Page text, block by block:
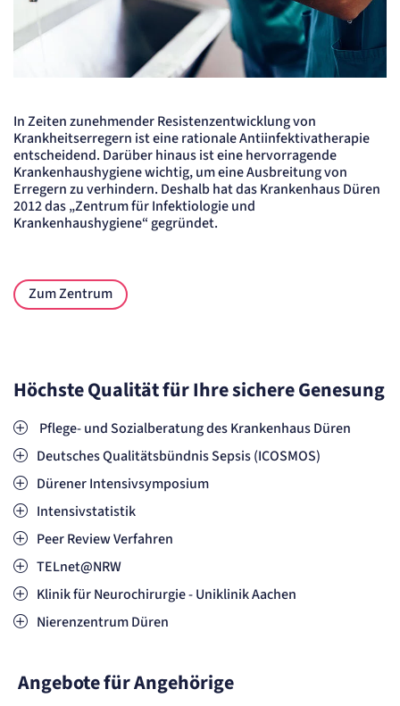
In Zeiten zunehmender Resistenzentwicklung von
Krankheitserregern ist eine rationale Antiinfektivatherapie
entscheidend. Darüber hinaus ist eine hervorragende
Krankenhaushygiene wichtig, um eine Ausbreitung von
Erregern zu verhindern. Deshalb hat das Krankenhaus Düren
2012 das „Zentrum für Infektiologie und
Krankenhaushygiene“ gegründet.
Zum Zentrum
Höchste Qualität für Ihre sichere Genesung
Pflege- und Sozialberatung des Krankenhaus Düren
Deutsches Qualitätsbündnis Sepsis (ICOSMOS)
Dürener Intensivsymposium
Intensivstatistik
Peer Review Verfahren
TELnet@NRW
Klinik für Neurochirurgie - Uniklinik Aachen
Nierenzentrum Düren
Angebote für Angehörige